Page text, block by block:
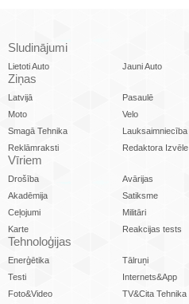
Sludinājumi
Lietoti Auto Jauni Auto
Ziņas
Latvijā Pasaulē
Moto
Velo
Smagā Tehnika
Lauksaimniecība
Reklāmraksti
Redaktora Izvēle
Vīriem
Drošība Avārijas
Akadēmija
Satiksme
Ceļojumi
Militāri
Karte
Reakcijas tests
Tehnoloģijas
Enerģētika Tālruņi
Testi
Internets&App
Foto&Video
TV&Cita Tehnika